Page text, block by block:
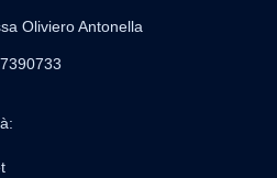
Oliviero Antonella